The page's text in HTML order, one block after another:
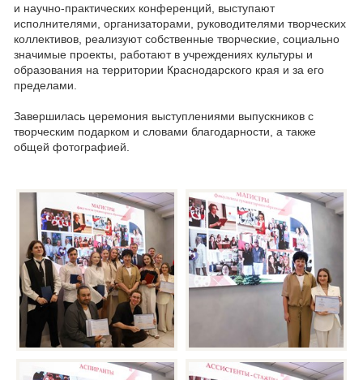
и научно-практических конференций, выступают
исполнителями, организаторами, руководителями творческих
коллективов, реализуют собственные творческие, социально
значимые проекты, работают в учреждениях культуры и
образования на территории Краснодарского края и за его
пределами.
Завершилась церемония выступлениями выпускников с
творческим подарком и словами благодарности, а также
общей фотографией.